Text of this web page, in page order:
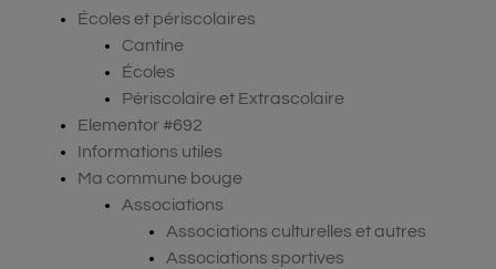
Écoles et périscolaires
Cantine
Écoles
Périscolaire et Extrascolaire
Elementor #692
Informations utiles
Ma commune bouge
Associations
Associations culturelles et autres
Associations sportives